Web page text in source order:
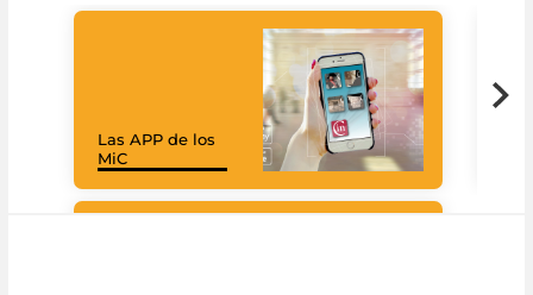
Las APP de los
MiC